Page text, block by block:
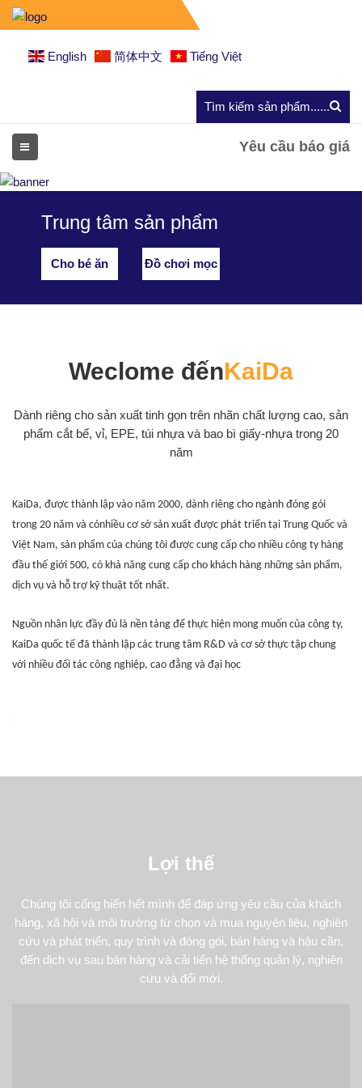
English 简体中文 Tiếng Việt
Yêu cầu báo giá
Trung tâm sản phẩm
Cho bé ăn Đồ chơi mọc
Weclome đếnKaiDa
Dành riêng cho sản xuất tinh gọn trên nhãn chất lượng cao, sản
phẩm cắt bế, vỉ, EPE, túi nhựa và bao bì giấy-nhựa trong 20
năm
KaiDa, được thành lập vào năm 2000, dành riêng cho ngành đóng gói
trong 20 năm và cónhiều cơ sở sản xuất được phát triển tại Trung Quốc và
Việt Nam, sản phẩm của chúng tôi được cung cấp cho nhiều công ty hàng
đầu thế giới 500, có khả năng cung cấp cho khách hàng những sản phẩm,
dịch vụ và hỗ trợ kỹ thuật tốt nhất.
Nguồn nhân lực đầy đủ là nền tảng để thực hiện mong muốn của công ty,
KaiDa quốc tế đã thành lập các trung tâm R&D và cơ sở thực tập chung
với nhiều đối tác công nghiệp, cao đẳng và đại học
Lợi thế
Chúng tôi cống hiến hết mình để đáp ứng yêu cầu của khách
hàng, xã hội và môi trường từ chọn và mua nguyên liệu, nghiên
cứu và phát triển, quy trình và đóng gói, bán hàng và hậu cần,
đến dịch vụ sau bán hàng và cải tiến hệ thống quản lý, nghiên
cứu và đổi mới.